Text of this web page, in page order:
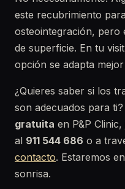
este recubrimiento
osteointegración, pero
de superficie. En tu
opción se adapta
¿Quieres saber si los
son adecuados para
gratuita en P&P
al 911 544 686 o a
contacto. Estaremos
sonrisa.